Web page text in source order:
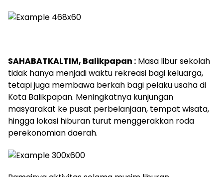
SAHABATKALTIM, Balikpapan : Masa libur sekolah
tidak hanya menjadi waktu rekreasi bagi keluarga,
tetapi juga membawa berkah bagi pelaku usaha di
Kota Balikpapan. Meningkatnya kunjungan
masyarakat ke pusat perbelanjaan, tempat wisata,
hingga lokasi hiburan turut menggerakkan roda
perekonomian daerah.